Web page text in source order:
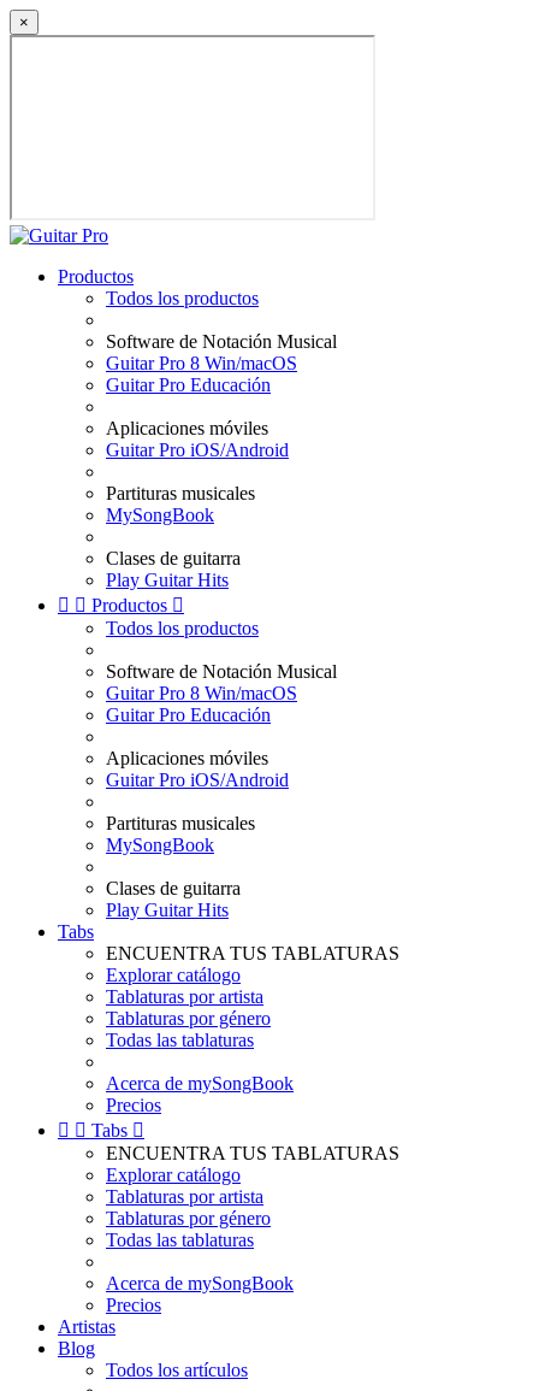
×
Productos
Todos los productos
Software de Notación Musical
Guitar Pro 8 Win/macOS
Guitar Pro Educación
Aplicaciones móviles
Guitar Pro iOS/Android
Partituras musicales
MySongBook
Clases de guitarra
Play Guitar Hits
  Productos 
Todos los productos
Software de Notación Musical
Guitar Pro 8 Win/macOS
Guitar Pro Educación
Aplicaciones móviles
Guitar Pro iOS/Android
Partituras musicales
MySongBook
Clases de guitarra
Play Guitar Hits
Tabs
ENCUENTRA TUS TABLATURAS
Explorar catálogo
Tablaturas por artista
Tablaturas por género
Todas las tablaturas
Acerca de mySongBook
Precios
  Tabs 
ENCUENTRA TUS TABLATURAS
Explorar catálogo
Tablaturas por artista
Tablaturas por género
Todas las tablaturas
Acerca de mySongBook
Precios
Artistas
Blog
Todos los artículos